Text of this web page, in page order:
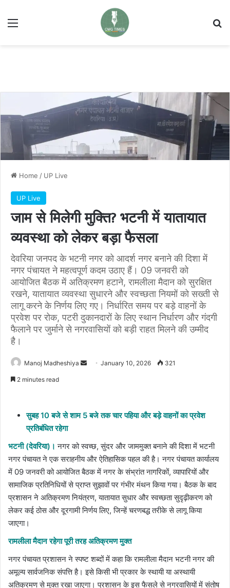
Menu
Home / UP Live
UP Live
जाम से मिलेगी मुक्ति? भटनी में यातायात
व्यवस्था को लेकर बड़ा फैसला
देवरिया जनपद के भटनी नगर को आदर्श नगर बनाने की दिशा में
नगर पंचायत ने महत्वपूर्ण कदम उठाए हैं। 09 जनवरी को
आयोजित बैठक में अतिक्रमण हटाने, रामलीला मैदान को सुरक्षित
रखने, यातायात व्यवस्था सुधारने और स्वच्छता नियमों को सख्ती से
लागू करने के निर्णय लिए गए। निर्धारित समय पर बड़े वाहनों के
प्रवेश पर रोक, पटरी दुकानदारों के लिए स्थान निर्धारण और गंदगी
फैलाने पर जुर्माने से नगरवासियों को बड़ी राहत मिलने की उम्मीद
है।
Manoj Madheshiya
Send January 10, 2026 321
2 minutes read
सुबह 10 बजे से शाम 5 बजे तक चार पहिया और बड़े वाहनों का प्रवेश
प्रतिबंधित रहेगा
भटनी (देवरिया)। नगर को स्वच्छ, सुंदर और जाममुक्त बनाने की दिशा में भटनी
नगर पंचायत ने एक सराहनीय और ऐतिहासिक पहल की है। नगर पंचायत कार्यालय
में 09 जनवरी को आयोजित बैठक में नगर के संभ्रांत नागरिकों, व्यापारियों और
सामाजिक प्रतिनिधियों से प्राप्त सुझावों पर गंभीर मंथन किया गया। बैठक के बाद
प्रशासन ने अतिक्रमण नियंत्रण, यातायात सुधार और स्वच्छता सुदृढ़ीकरण को
लेकर कई ठोस और दूरगामी निर्णय लिए, जिन्हें चरणबद्ध तरीके से लागू किया
जाएगा।
रामलीला मैदान रहेगा पूरी तरह अतिक्रमण मुक्त
नगर पंचायत प्रशासन ने स्पष्ट शब्दों में कहा कि रामलीला मैदान भटनी नगर की
अमूल्य सार्वजनिक संपत्ति है। इसे किसी भी प्रकार के स्थायी या अस्थायी
अतिक्रमण से मुक्त रखा जाएगा। प्रशासन के इस फैसले से नगरवासियों में संतोष